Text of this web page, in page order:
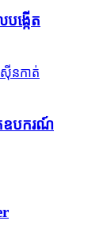
ង្កើត
ឧបករណ៍